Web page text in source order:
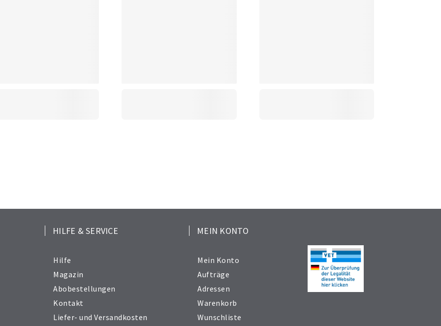
HILFE & SERVICE
Hilfe
Magazin
Abobestellungen
Kontakt
Liefer- und Versandkosten
MEIN KONTO
Mein Konto
Aufträge
Adressen
Warenkorb
Wunschliste